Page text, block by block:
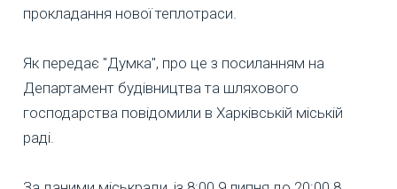
прокладання нової теплотраси.
Як передає "Думка", про це з посиланням на
Департамент будівництва та шляхового
господарства повідомили в Харківській міській
раді.